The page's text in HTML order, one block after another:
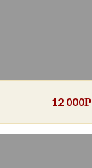
12 000Р